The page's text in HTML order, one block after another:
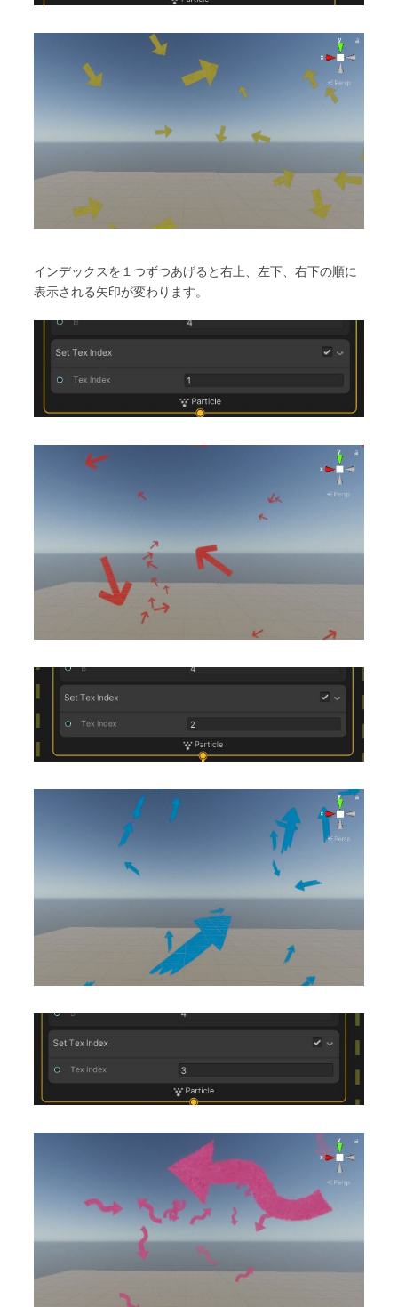
インデックスを１つずつあげると右上、左下、右下の順に
表示される矢印が変わります。